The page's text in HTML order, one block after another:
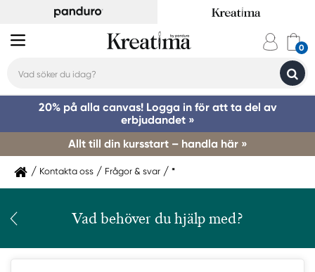
20% på alla canvas! Logga in för att ta del av
erbjudandet »
Allt till din kursstart – handla här »
Kontakta oss Frågor & svar *
Vad behöver du hjälp med?